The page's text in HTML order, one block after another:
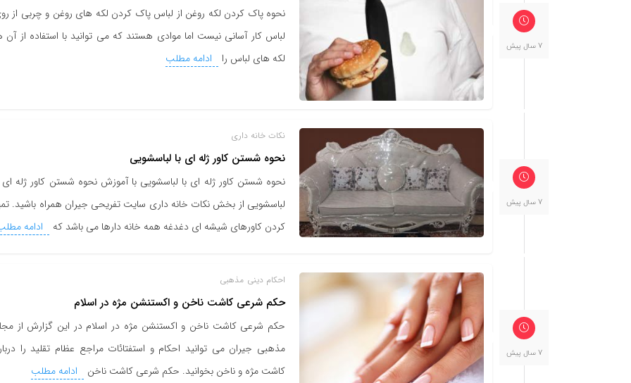
7 سال پیش
نحوه پاک کردن لکه روغن از لباس پاک کردن لکه های روغن و چربی از
لباس کار آسانی نیست اما موادی هستند که می توانید با استفاده از آن
لکه های لباس را
ادامه مطلب
7 سال پیش
نکات خانه داری
نحوه شستن کاور ژله ای با لباسشویی
نحوه شستن کاور ژله ای با لباسشویی با آموزش نحوه شستن کاور ژله ای
لباسشویی از بخش نکات خانه داری سایت تفریحی جیران همراه باشید.
کردن کاورهای شیشه ای دغدغه همه خانه دارها می باشد که
ادامه
7 سال پیش
احکام دینی مذهبی
حکم شرعی کاشت ناخن و اکستنشن مژه در اسلام
حکم شرعی کاشت ناخن و اکستنشن مژه در اسلام در این گزارش از
مذهبی جیران می توانید احکام و استفتائات مراجع عظام تقلید را
کاشت مژه و ناخن بخوانید. حکم شرعی کاشت ناخن
ادامه مطلب